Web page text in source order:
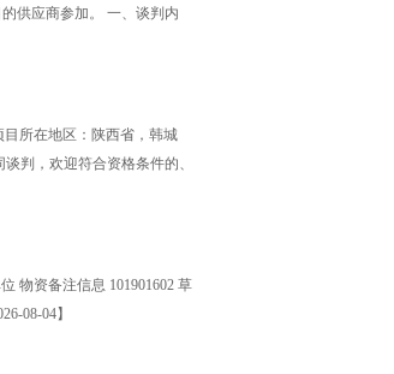
供应商参加。 一、谈判内
目所在地区：陕西省，韩城
判，欢迎符合资格条件的、
物资备注信息 101901602 草
08-04】